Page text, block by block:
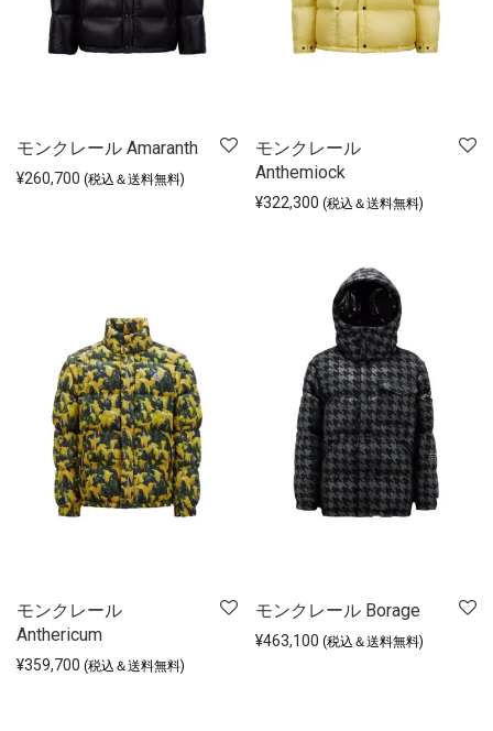
モンクレール Amaranth
¥260,700 (税込＆送料無料)
モンクレール
Anthemiock
¥322,300 (税込＆送料無料)
モンクレール
Anthericum
¥359,700 (税込＆送料無料)
モンクレール Borage
¥463,100 (税込＆送料無料)